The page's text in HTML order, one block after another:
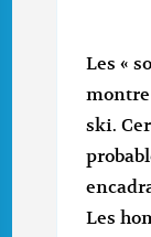
Les «
montre
ski.
Les